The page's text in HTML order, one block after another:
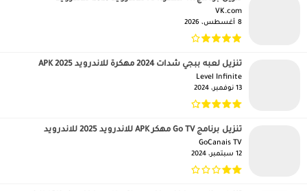
VK.com‏
8 أغسطس، 2026
تنزيل لعبه ببجي شدات 2024 مهكرة للاندرويد APK 2025
Level Infinite‏
13 نوفمبر، 2024
تنزيل برنامج Go TV مهكر APK للاندرويد 2025 للاندرويد
GoCanais TV‏
12 سبتمبر، 2024